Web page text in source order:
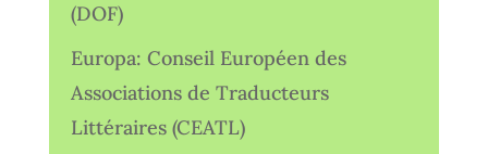
(DOF)
Europa: Conseil Européen des
Associations de Traducteurs
Littéraires (CEATL)